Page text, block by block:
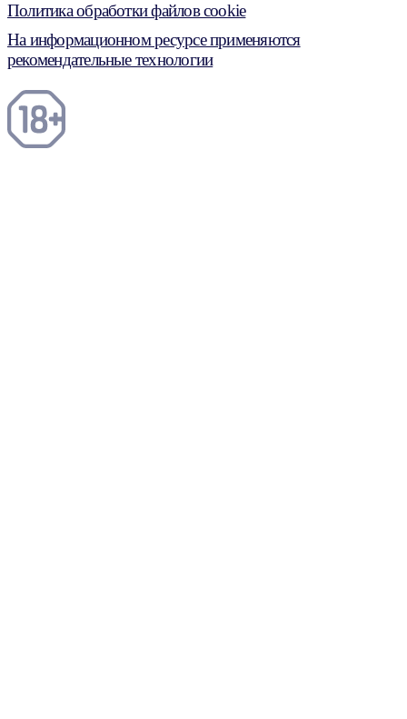
Политика обработки файлов cookie
На информационном ресурсе применяются
рекомендательные технологии